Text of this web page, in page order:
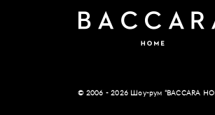
© 2006 - 2026 Шоу-рум “BACCARA